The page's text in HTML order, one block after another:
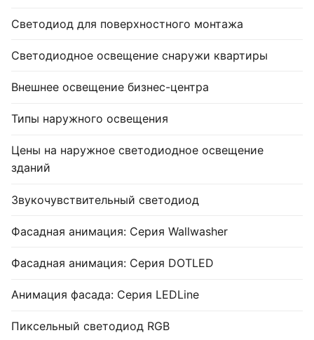
Светодиод для поверхностного монтажа
Светодиодное освещение снаружи квартиры
Внешнее освещение бизнес-центра
Типы наружного освещения
Цены на наружное светодиодное освещение
зданий
Звукочувствительный светодиод
Фасадная анимация: Серия Wallwasher
Фасадная анимация: Серия DOTLED
Анимация фасада: Серия LEDLine
Пиксельный светодиод RGB